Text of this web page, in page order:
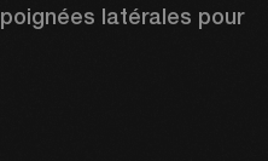
latérales pour